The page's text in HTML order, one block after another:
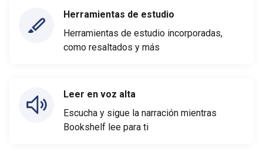
Herramientas de estudio
Herramientas de estudio incorporadas,
como resaltados y más
Leer en voz alta
Escucha y sigue la narración mientras
Bookshelf lee para ti